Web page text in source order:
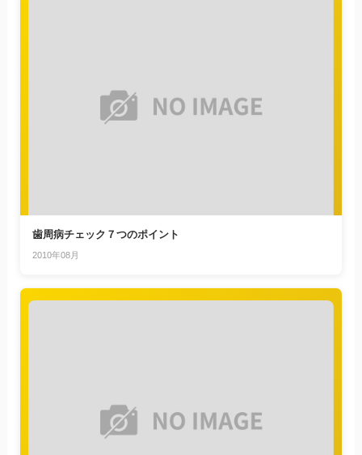
歯周病チェック７つのポイント
2010年08月